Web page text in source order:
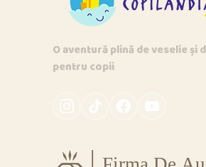
O aventură plină de veselie și
pentru copii